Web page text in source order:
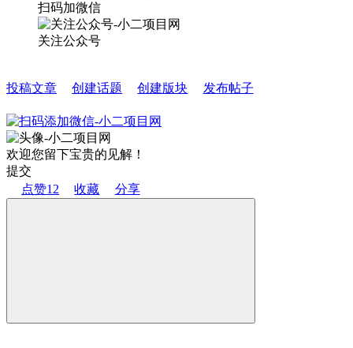
扫码加微信
关注公众号
投稿文章 创建话题 创建版块 发布帖子
欢迎您留下宝贵的见解！
提交
点赞12 收藏 分享